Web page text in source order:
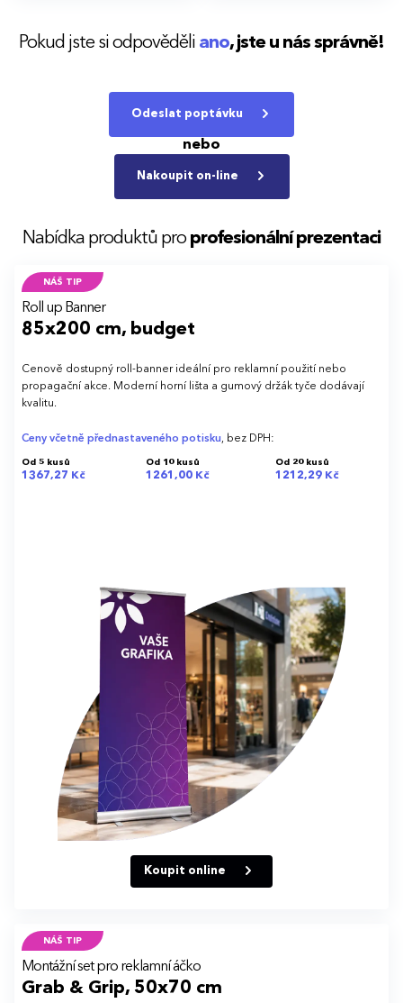
Pokud jste si odpověděli ano, jste u nás správně!
Odeslat poptávku
nebo
Nakoupit on-line
Nabídka produktů pro profesionální prezentaci
NÁŠ TIP
Roll up Banner
85x200 cm, budget
Cenově dostupný roll-banner ideální pro reklamní použití nebo
propagační akce. Moderní horní lišta a gumový držák tyče dodávají
kvalitu.
Ceny včetně přednastaveného potisku, bez DPH:
Od 5 kusů
1367,27 Kč
Od 10 kusů
1261,00 Kč
Od 20 kusů
1212,29 Kč
Koupit online
NÁŠ TIP
Montážní set pro reklamní áčko
Grab & Grip, 50x70 cm